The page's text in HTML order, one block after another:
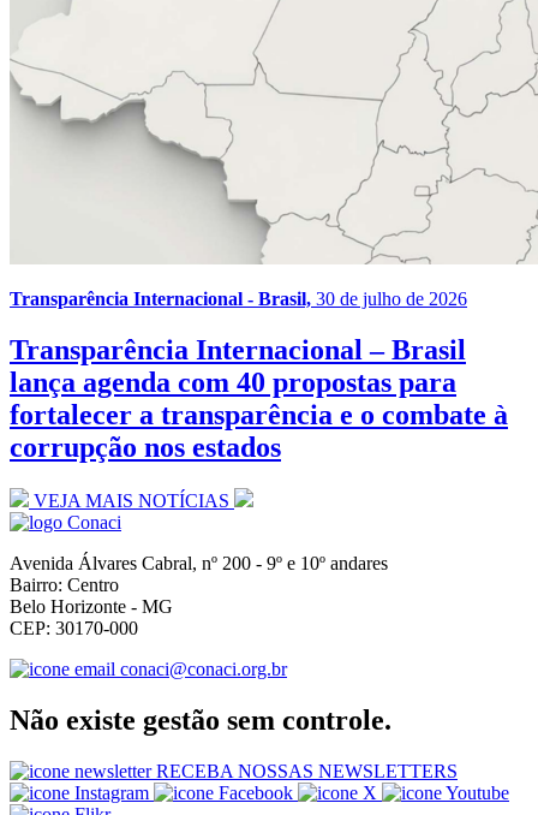
Transparência Internacional - Brasil, 30 de julho de 2026
Transparência Internacional – Brasil
lança agenda com 40 propostas para
fortalecer a transparência e o combate à
corrupção nos estados
VEJA MAIS NOTÍCIAS
Avenida Álvares Cabral, nº 200 - 9º e 10º andares
Bairro: Centro
Belo Horizonte - MG
CEP: 30170-000
conaci@conaci.org.br
Não existe gestão sem controle.
RECEBA NOSSAS NEWSLETTERS